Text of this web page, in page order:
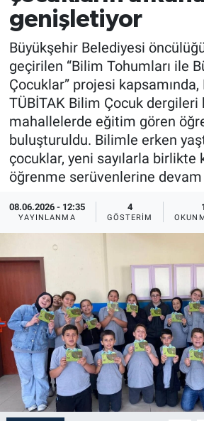
genişletiyor
Büyükşehir Belediyesi
geçirilen “Bilim Tohumları ile
Çocuklar” projesi kapsamında,
TÜBİTAK Bilim Çocuk dergileri
mahallelerde eğitim gören
buluşturuldu. Bilimle erken
çocuklar, yeni sayılarla birlikte
öğrenme serüvenlerine
08.06.2026 - 12:35
YAYINLANMA
4
GÖSTERIM
EĞİTİM
MAGAZİN
ÖZEL HABER
HALK54 PANORAMA